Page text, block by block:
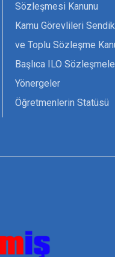
Sözleşmesi Kanunu
Kamu Görevlileri
ve Toplu Sözleşme
Başlıca ILO
Yönergeler
Öğretmenlerin Statüsü